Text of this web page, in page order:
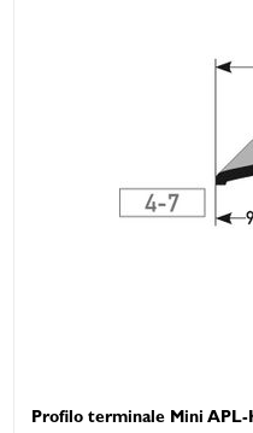
Profilo terminale Mini